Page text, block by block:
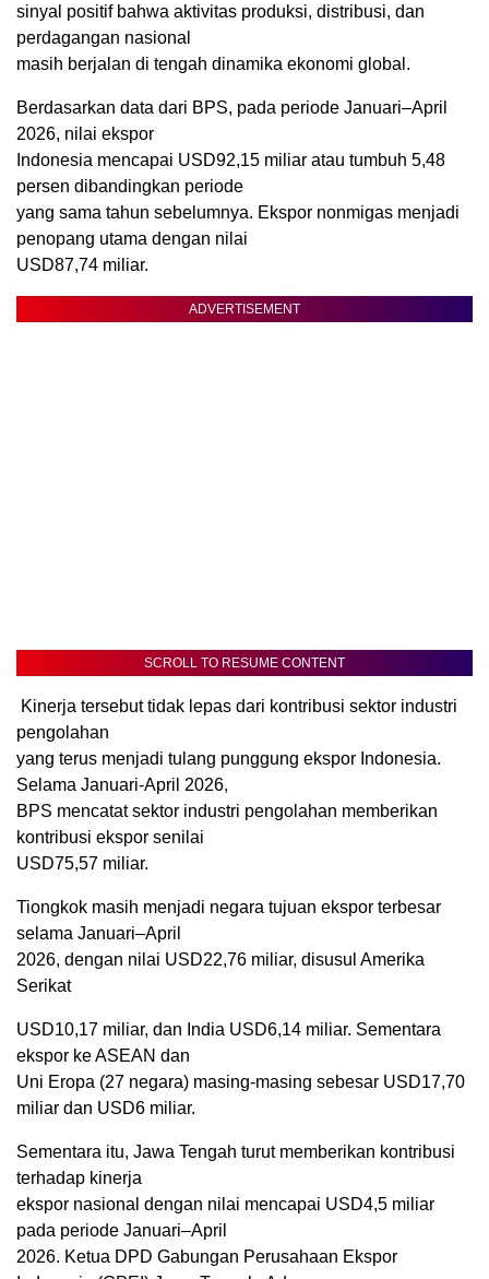
sinyal positif bahwa aktivitas produksi, distribusi, dan
perdagangan nasional
masih berjalan di tengah dinamika ekonomi global.
Berdasarkan data dari BPS, pada periode Januari–April
2026, nilai ekspor
Indonesia mencapai USD92,15 miliar atau tumbuh 5,48
persen dibandingkan periode
yang sama tahun sebelumnya. Ekspor nonmigas menjadi
penopang utama dengan nilai
USD87,74 miliar.
ADVERTISEMENT
SCROLL TO RESUME CONTENT
Kinerja tersebut tidak lepas dari kontribusi sektor industri
pengolahan
yang terus menjadi tulang punggung ekspor Indonesia.
Selama Januari-April 2026,
BPS mencatat sektor industri pengolahan memberikan
kontribusi ekspor senilai
USD75,57 miliar.
Tiongkok masih menjadi negara tujuan ekspor terbesar
selama Januari–April
2026, dengan nilai USD22,76 miliar, disusul Amerika
Serikat
USD10,17 miliar, dan India USD6,14 miliar. Sementara
ekspor ke ASEAN dan
Uni Eropa (27 negara) masing-masing sebesar USD17,70
miliar dan USD6 miliar.
Sementara itu, Jawa Tengah turut memberikan kontribusi
terhadap kinerja
ekspor nasional dengan nilai mencapai USD4,5 miliar
pada periode Januari–April
2026. Ketua DPD Gabungan Perusahaan Ekspor